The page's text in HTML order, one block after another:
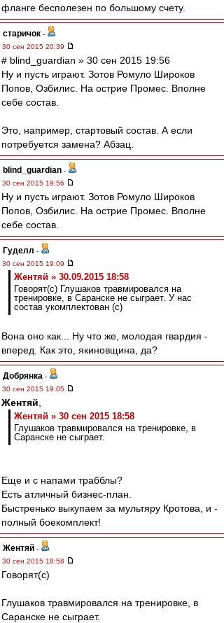
фланге бесполезен по большому счету.
старичок -
30 сен 2015 20:39
# blind_guardian » 30 сен 2015 19:56
Ну и пусть играют. Зотов Ромуло Широков
Попов, Озбилис. На острие Промес. Вполне
себе состав.
Это, например, стартовый состав. А если
потребуется замена? Абзац.
blind_guardian -
30 сен 2015 19:56
Ну и пусть играют. Зотов Ромуло Широков
Попов, Озбилис. На острие Промес. Вполне
себе состав.
Гуделл -
30 сен 2015 19:09
Жентяй » 30.09.2015 18:58
Говорят(с) Глушаков травмировался на
тренировке, в Саранске не сыграет. У нас
состав укомплектован (с)
Вона оно как... Ну что же, молодая гвардия -
вперед. Как это, якиновщина, да?
Добрянка -
30 сен 2015 19:05
Жентяй
Жентяй » 30 сен 2015 18:58
Глушаков травмировался на тренировке, в
Саранске не сыграет.
Еще и с напами трабблы?
Есть атличный бизнес-план.
Быстренько выкупаем за мультяру Кротова, и -
полный боекомплект!
Жентяй -
30 сен 2015 18:58
Говорят(с)
Глушаков травмировался на тренировке, в
Саранске не сыграет.